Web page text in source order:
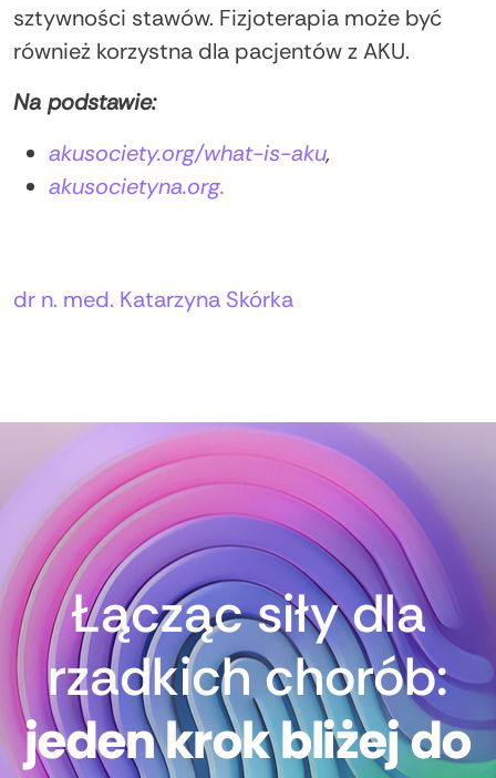
sztywności stawów. Fizjoterapia może być
również korzystna dla pacjentów z AKU.
Na podstawie:
akusociety.org/what-is-aku,
akusocietyna.org.
Autorzy:
dr n. med. Katarzyna Skórka
Łącząc siły dla
rzadkich chorób:
jeden krok bliżej do